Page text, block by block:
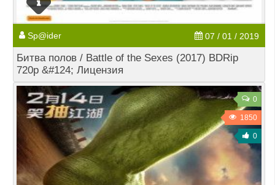
Sp@ider 07 / 01 / 2019
Битва полов / Battle of the Sexes (2017) BDRip
720p &#124; Лицензия
0
1850
0